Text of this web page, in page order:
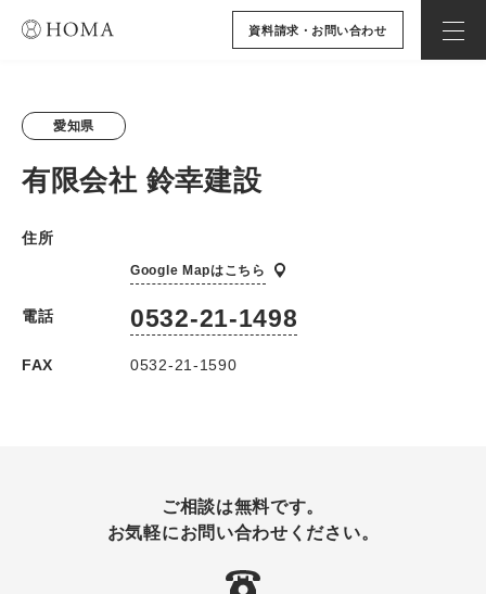
資料請求・お問い合わせ
愛知県
有限会社 鈴幸建設
住所
Google Mapはこちら
電話 0532-21-1498
FAX 0532-21-1590
ご相談は無料です。
お気軽にお問い合わせください。